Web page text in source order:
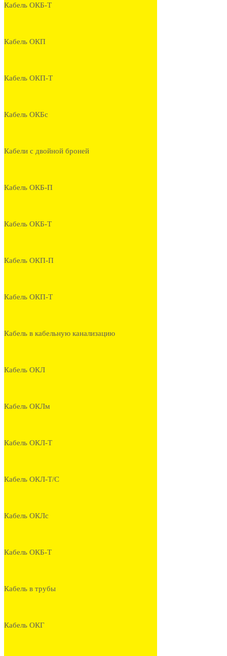
Кабель ОКБ-Т
Кабель ОКП
Кабель ОКП-Т
Кабель ОКБс
Кабели с двойной броней
Кабель ОКБ-П
Кабель ОКБ-Т
Кабель ОКП-П
Кабель ОКП-Т
Кабель в кабельную канализацию
Кабель ОКЛ
Кабель ОКЛм
Кабель ОКЛ-Т
Кабель ОКЛ-Т/С
Кабель ОКЛс
Кабель ОКБ-Т
Кабель в трубы
Кабель ОКГ